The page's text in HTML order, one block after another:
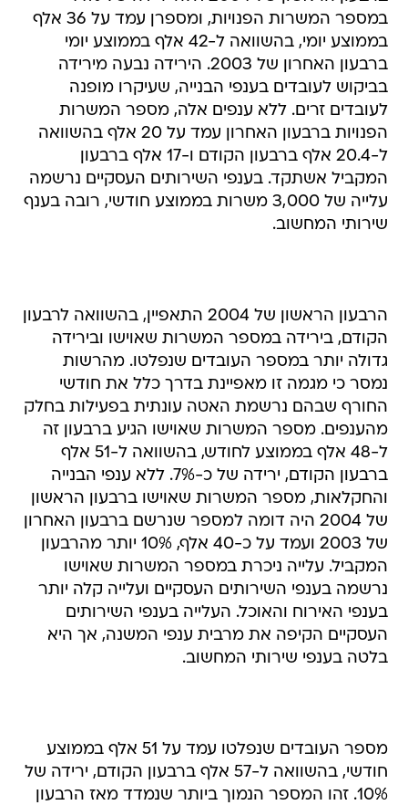
במספר המשרות הפנויות, ומספרן עמד על 36 אלף
בממוצע יומי, בהשוואה ל-42 אלף בממוצע יומי
ברבעון האחרון של 2003. הירידה נבעה מירידה
בביקוש לעובדים בענפי הבנייה, שעיקרו מופנה
לעובדים זרים. ללא ענפים אלה, מספר המשרות
הפנויות ברבעון האחרון עמד על 20 אלף בהשוואה
ל-20.4 אלף ברבעון הקודם ו-17 אלף ברבעון
המקביל אשתקד. בענפי השירותים העסקיים נרשמה
עלייה של 3,000 משרות בממוצע חודשי, רובה בענף
שירותי המחשוב.
הרבעון הראשון של 2004 התאפיין, בהשוואה לרבעון
הקודם, בירידה במספר המשרות שאוישו ובירידה
גדולה יותר במספר העובדים שנפלטו. מהרשות
נמסר כי מגמה זו מאפיינת בדרך כלל את חודשי
החורף שבהם נרשמת האטה עונתית בפעילות בחלק
מהענפים. מספר המשרות שאוישו הגיע ברבעון זה
ל-48 אלף בממוצע לחודש, בהשוואה ל-51 אלף
ברבעון הקודם, ירידה של כ-7%. ללא ענפי הבנייה
והחקלאות, מספר המשרות שאוישו ברבעון הראשון
של 2004 היה דומה למספר שנרשם ברבעון האחרון
של 2003 ועמד על כ-40 אלף, 10% יותר מהרבעון
המקביל. עלייה ניכרת במספר המשרות שאוישו
נרשמה בענפי השירותים העסקיים ועלייה קלה יותר
בענפי האירוח והאוכל. העלייה בענפי השירותים
העסקיים הקיפה את מרבית ענפי המשנה, אך היא
בלטה בענפי שירותי המחשוב.
מספר העובדים שנפלטו עמד על 51 אלף בממוצע
חודשי, בהשוואה ל-57 אלף ברבעון הקודם, ירידה של
10%. זהו המספר הנמוך ביותר שנמדד מאז הרבעון